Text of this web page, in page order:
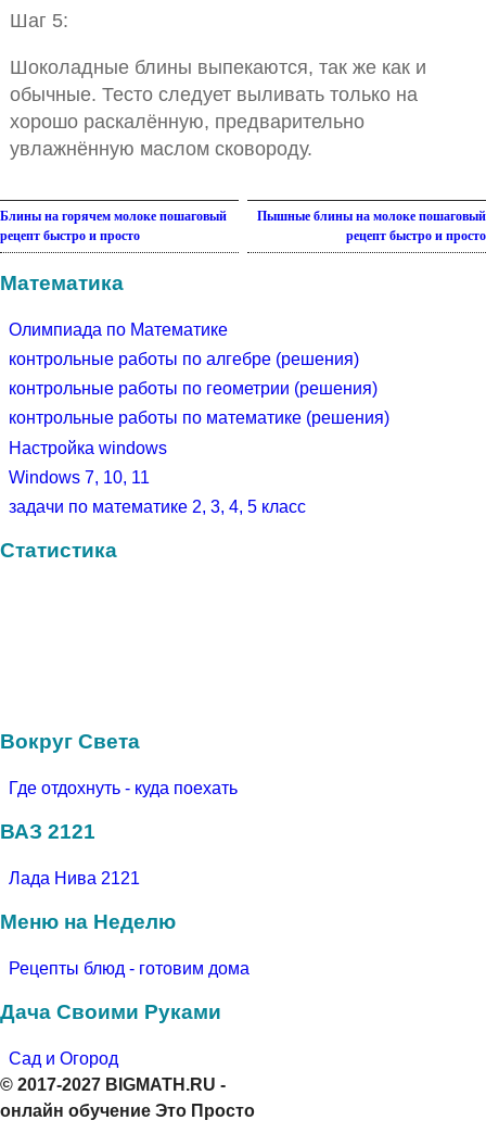
Шаг 5:
Шоколадные блины выпекаются, так же как и
обычные. Тесто следует выливать только на
хорошо раскалённую, предварительно
увлажнённую маслом сковороду.
Блины на горячем молоке пошаговый
рецепт быстро и просто
Пышные блины на молоке пошаговый
рецепт быстро и просто
Математика
Олимпиада по Математике
контрольные работы по алгебре (решения)
контрольные работы по геометрии (решения)
контрольные работы по математике (решения)
Настройка windows
Windows 7, 10, 11
задачи по математике 2, 3, 4, 5 класс
Статистика
Вокруг Света
Где отдохнуть - куда поехать
ВАЗ 2121
Лада Нива 2121
Меню на Неделю
Рецепты блюд - готовим дома
Дача Своими Руками
Сад и Огород
© 2017-2027 BIGMATH.RU -
онлайн обучение Это Просто